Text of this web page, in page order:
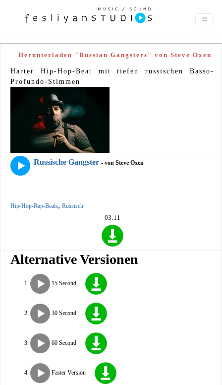
Herunterladen "Russian Gangsters" von Steve Oxen
Harter Hip-Hop-Beat mit tiefen russischen Basso-
Profundo-Stimmen
Russische Gangster - von Steve Oxen
Hip-Hop-Rap-Beats, Russisch
03:11
Alternative Versionen
15 Second
30 Second
60 Second
Faster Version